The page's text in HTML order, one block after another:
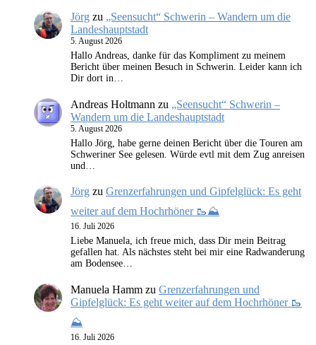
Jörg zu „Seensucht“ Schwerin – Wandern um die
Landeshauptstadt
5. August 2026
Hallo Andreas, danke für das Kompliment zu meinem
Bericht über meinen Besuch in Schwerin. Leider kann ich
Dir dort in…
Andreas Holtmann zu „Seensucht“ Schwerin –
Wandern um die Landeshauptstadt
5. August 2026
Hallo Jörg, habe gerne deinen Bericht über die Touren am
Schweriner See gelesen. Würde evtl mit dem Zug anreisen
und…
Jörg zu Grenzerfahrungen und Gipfelglück: Es geht
weiter auf dem Hochrhöner 🥾⛰️
16. Juli 2026
Liebe Manuela, ich freue mich, dass Dir mein Beitrag
gefallen hat. Als nächstes steht bei mir eine Radwanderung
am Bodensee…
Manuela Hamm zu Grenzerfahrungen und
Gipfelglück: Es geht weiter auf dem Hochrhöner 🥾
⛰️
16. Juli 2026